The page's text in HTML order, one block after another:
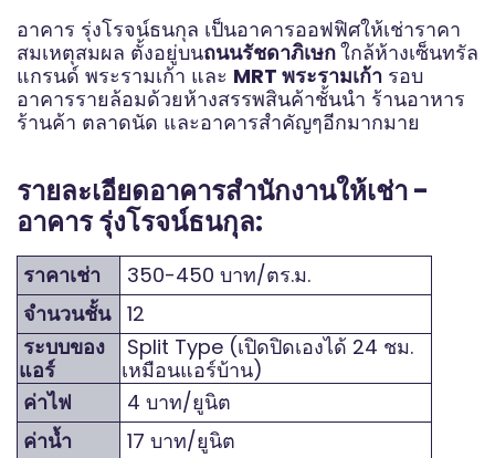
อาคาร รุ่งโรจน์ธนกุล เป็นอาคารออฟฟิศให้เช่าราคา
สมเหตุสมผล ตั้งอยู่บนถนนรัชดาภิเษกใกล้ห้างเซ็นทรัล
แกรนด์ พระรามเก้า และ MRT พระรามเก้า รอบ
อาคารรายล้อมด้วยห้างสรรพสินค้าชั้นนำ ร้านอาหาร
ร้านค้า ตลาดนัด และอาคารสำคัญๆอีกมากมาย
รายละเอียดอาคารสำนักงานให้เช่า -
อาคาร รุ่งโรจน์ธนกุล:
ราคาเช่า
350-450 บาท/ตร.ม.
จำนวนชั้น 12
ระบบของ
แอร์
Split Type (เปิดปิดเองได้ 24 ชม.
เหมือนแอร์บ้าน)
ค่าไฟ
4 บาท/ยูนิต
ค่าน้ำ
17 บาท/ยูนิต